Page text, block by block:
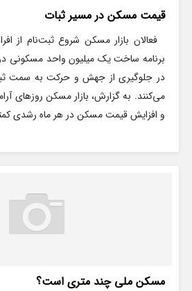
قیمت مسکن در مسیر ثبات
فعالان بازار مسکن شروع ثبت‌نام از
برنامه ساخت یک میلیون واحد مسکونی در
در جلوگیری از جهش و حرکت به سمت
می‌کنند. به گزارش، بازار مسکن روزهای
و افزایش قیمت مسکن در هر ماه رشدی
مسکن ملی چند متری است؟